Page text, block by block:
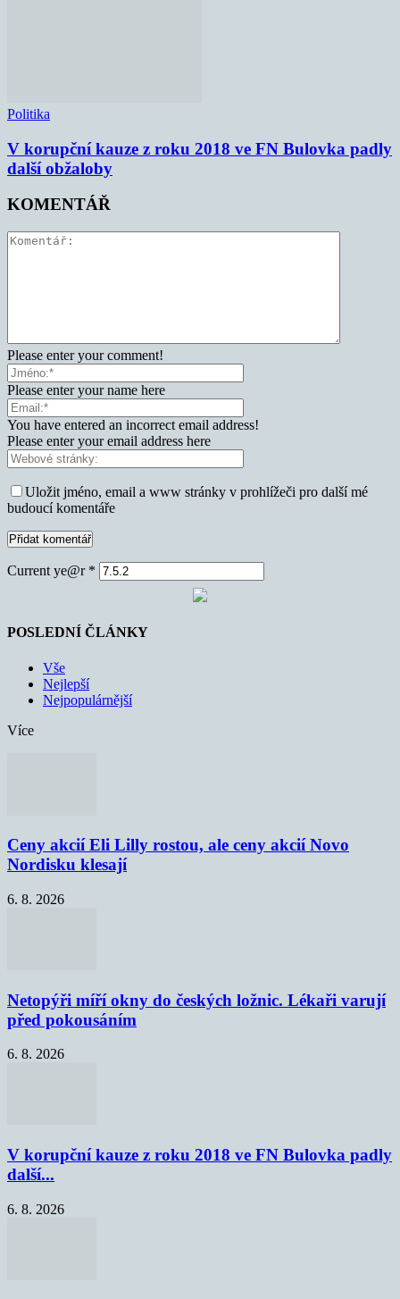
Politika
V korupční kauze z roku 2018 ve FN Bulovka padly
další obžaloby
KOMENTÁŘ
Please enter your comment!
Please enter your name here
You have entered an incorrect email address!
Please enter your email address here
Uložit jméno, email a www stránky v prohlížeči pro další mé
budoucí komentáře
Current ye@r *
POSLEDNÍ ČLÁNKY
Vše
Nejlepší
Nejpopulárnější
Více
Ceny akcií Eli Lilly rostou, ale ceny akcií Novo
Nordisku klesají
6. 8. 2026
Netopýři míří okny do českých ložnic. Lékaři varují
před pokousáním
6. 8. 2026
V korupční kauze z roku 2018 ve FN Bulovka padly
další...
6. 8. 2026